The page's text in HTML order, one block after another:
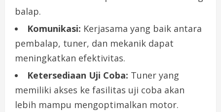
balap.
Komunikasi: Kerjasama yang baik antara
pembalap, tuner, dan mekanik dapat
meningkatkan efektivitas.
Ketersediaan Uji Coba: Tuner yang
memiliki akses ke fasilitas uji coba akan
lebih mampu mengoptimalkan motor.